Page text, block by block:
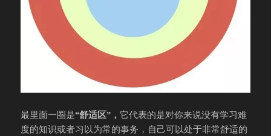
最里面一圈是“舒适区”，它代表的是对你来说没有学习难
度的知识或者习以为常的事务，自己可以处于非常舒适的